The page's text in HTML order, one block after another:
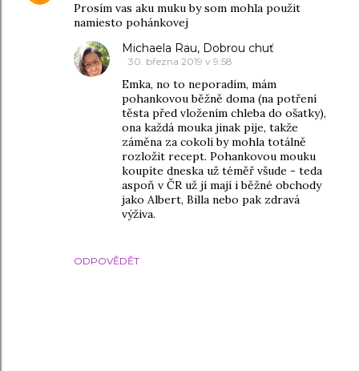
Prosím vas aku muku by som mohla použit
namiesto pohánkovej
ODPOVĚDĚT
Michaela Rau, Dobrou chuť
30. března 2019 v 9:58
Emka, no to neporadím, mám
pohankovou běžně doma (na potření
těsta před vložením chleba do ošatky),
ona každá mouka jinak pije, takže
záměna za cokoli by mohla totálně
rozložit recept. Pohankovou mouku
koupíte dneska už téměř všude - teda
aspoň v ČR už jí mají i běžné obchody
jako Albert, Billa nebo pak zdravá
výživa.